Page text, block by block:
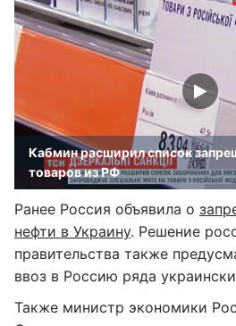
Кабмин расширил список
товаров из РФ
Ранее Россия объявила о
нефти в Украину. Решение
правительства также
ввоз в Россию ряда
Также министр экономики